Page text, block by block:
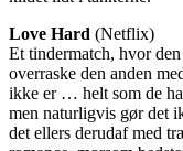
Love Hard (Netflix)
Et tindermatch, hvor
overraske den anden
ikke er … helt som de
men naturligvis gør det
det ellers derudaf med